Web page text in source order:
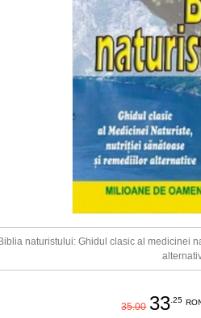
Biblia naturistului: Ghidul clasic al medicinei
35.00 33 .25